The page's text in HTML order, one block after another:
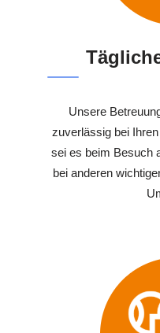
Unsere
zuverlässig bei
sei es beim Besuch
bei anderen